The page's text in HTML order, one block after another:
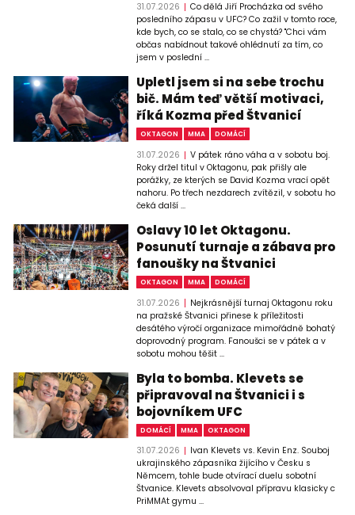
31.07.2026
Co dělá Jiří Procházka od svého
posledního zápasu v UFC? Co zažil v tomto roce,
kde bych, co se stalo, co se chystá? "Chci vám
občas nabídnout takové ohlédnutí za tím, co
jsem v poslední ...
Upletl jsem si na sebe trochu
bič. Mám teď větší motivaci,
říká Kozma před Štvanicí
OKTAGON MMA DOMÁCÍ
31.07.2026
V pátek ráno váha a v sobotu boj.
Roky držel titul v Oktagonu, pak přišly ale
porážky, ze kterých se David Kozma vrací opět
nahoru. Po třech nezdarech zvítězil, v sobotu ho
čeká další ...
Oslavy 10 let Oktagonu.
Posunutí turnaje a zábava pro
fanoušky na Štvanici
OKTAGON MMA DOMÁCÍ
31.07.2026
Nejkrásnější turnaj Oktagonu roku
na pražské Štvanici přinese k příležitosti
desátého výročí organizace mimořádně bohatý
doprovodný program. Fanoušci se v pátek a v
sobotu mohou těšit ...
Byla to bomba. Klevets se
připravoval na Štvanici i s
bojovníkem UFC
DOMÁCÍ MMA OKTAGON
31.07.2026
Ivan Klevets vs. Kevin Enz. Souboj
ukrajinského zápasníka žijícího v Česku s
Němcem, tohle bude otvírací duelu sobotní
Štvanice. Klevets absolvoval přípravu klasicky c
PriMMAt gymu ...